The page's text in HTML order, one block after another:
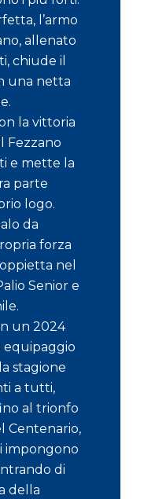
l’armo
allenato
chiude il
una netta
la vittoria
Fezzano
e mette la
parte
logo.
da
forza
nel
Senior e
un 2024
equipaggio
stagione
a tutti,
al trionfo
Centenario,
impongono
di
della